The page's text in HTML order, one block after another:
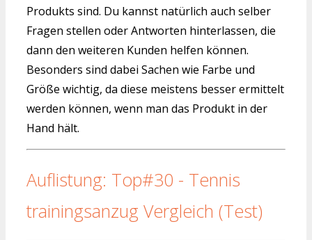
Produkts sind. Du kannst natürlich auch selber
Fragen stellen oder Antworten hinterlassen, die
dann den weiteren Kunden helfen können.
Besonders sind dabei Sachen wie Farbe und
Größe wichtig, da diese meistens besser ermittelt
werden können, wenn man das Produkt in der
Hand hält.
Auflistung: Top#30 - Tennis
trainingsanzug Vergleich (Test)